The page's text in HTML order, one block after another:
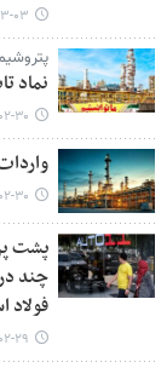
۱۴۰۵-
نماد
۱۴۰۵-
۱۴۰۵-
پشت
چند
۱۴۰۵-